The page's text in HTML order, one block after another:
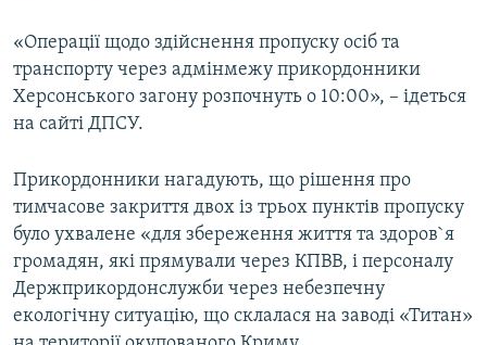
«Операції щодо здійснення пропуску осіб та
транспорту через адмінмежу прикордонники
Херсонського загону розпочнуть о 10:00», – ідеться
на сайті ДПСУ.
Прикордонники нагадують, що рішення про
тимчасове закриття двох із трьох пунктів пропуску
було ухвалене «для збереження життя та здоров`я
громадян, які прямували через КПВВ, і персоналу
Держприкордонслужби через небезпечну
екологічну ситуацію, що склалася на заводі «Титан»